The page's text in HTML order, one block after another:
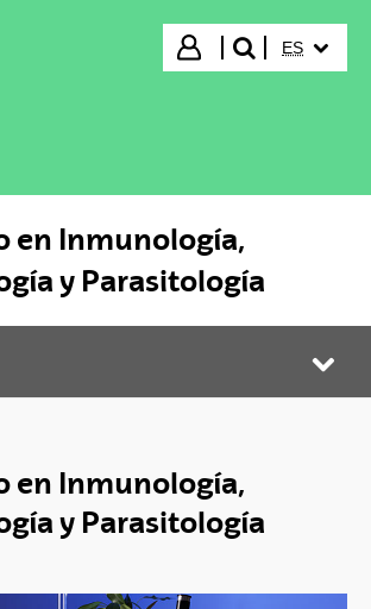
Iniciar sesión
buscar"
ES
en Inmunología,
y Parasitología
Doctorado en Inmunología, Microbiología y Parasitología
en Inmunología,
y Parasitología